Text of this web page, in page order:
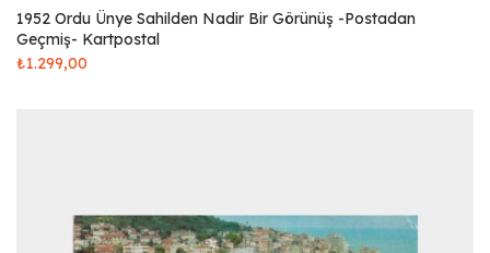
1952 Ordu Ünye Sahilden Nadir Bir Görünüş -Postadan
Geçmiş- Kartpostal
₺1.299,00